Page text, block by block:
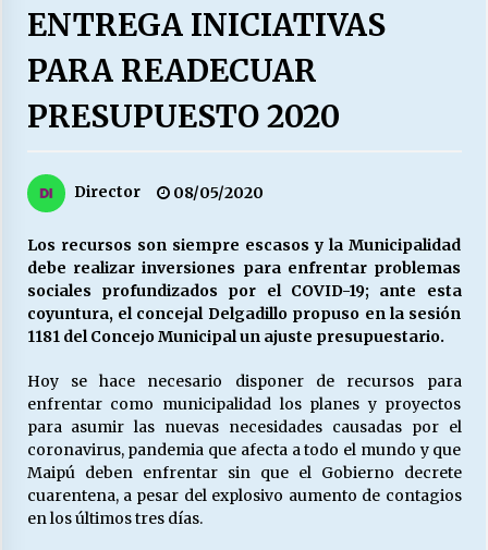
28/07/2026
“ORGULLOSOS DE SER DC” SALUDA EL
27/07/2026
LABORAL:
Escuela hospitalaria El Carmen de Maipu.
25/06/2026
¿Qué habrían dicho?
23/06/2026
VOLVER A SER ALTERNATIVA
16/06/2026
ENTREGA INICIATIVAS
PARA READECUAR
PRESUPUESTO 2020
Director 08/05/2020
Los recursos son siempre escasos y la Municipalidad
debe realizar inversiones para enfrentar problemas
sociales profundizados por el COVID-19; ante esta
coyuntura, el concejal Delgadillo propuso en la sesión
1181 del Concejo Municipal un ajuste presupuestario.
Hoy se hace necesario disponer de recursos para
enfrentar como municipalidad los planes y proyectos
para asumir las nuevas necesidades causadas por el
coronavirus, pandemia que afecta a todo el mundo y que
Maipú deben enfrentar sin que el Gobierno decrete
cuarentena, a pesar del explosivo aumento de contagios
en los últimos tres días.